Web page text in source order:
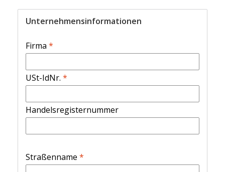
Unternehmensinformationen
Firma *
USt-IdNr. *
Handelsregisternummer
Straßenname *